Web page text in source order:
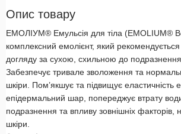
Опис товару
ЕМОЛІУМ® Емульсія для тіла (EMOLIUM®
комплексний емолієнт, який
догляду за сухою, схильною до
Забезпечує тривале зволоження та
шкіри. Пом’якшує та підвищує еластичність
епідермальний шар, попереджує втрату
подразнення та впливу зовнішніх факторів,
шкіри.